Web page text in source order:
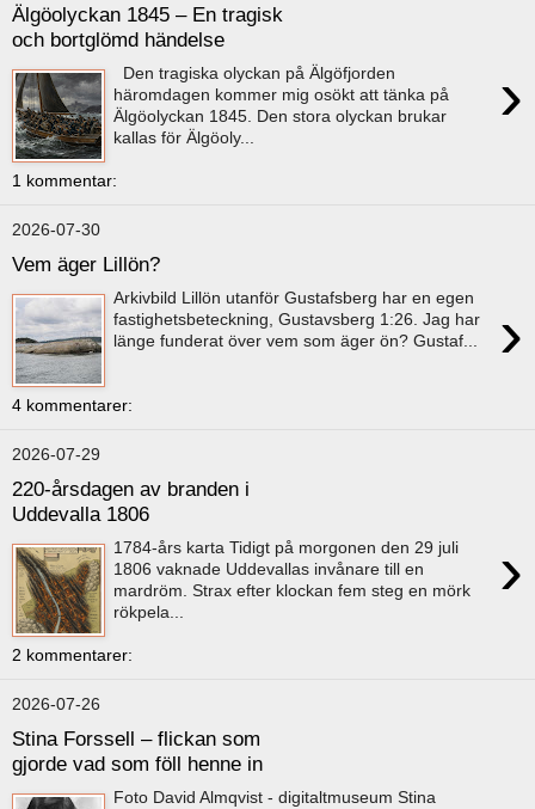
Älgöolyckan 1845 – En tragisk
och bortglömd händelse
›
Den tragiska olyckan på Älgöfjorden
häromdagen kommer mig osökt att tänka på
Älgöolyckan 1845. Den stora olyckan brukar
kallas för Älgöoly...
1 kommentar:
2026-07-30
Vem äger Lillön?
›
Arkivbild Lillön utanför Gustafsberg har en egen
fastighetsbeteckning, Gustavsberg 1:26. Jag har
länge funderat över vem som äger ön? Gustaf...
4 kommentarer:
2026-07-29
220-årsdagen av branden i
Uddevalla 1806
›
1784-års karta Tidigt på morgonen den 29 juli
1806 vaknade Uddevallas invånare till en
mardröm. Strax efter klockan fem steg en mörk
rökpela...
2 kommentarer:
2026-07-26
Stina Forssell – flickan som
gjorde vad som föll henne in
Foto David Almqvist - digitaltmuseum Stina